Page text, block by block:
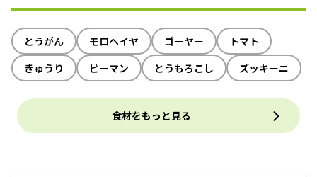
とうがん モロヘイヤ ゴーヤー
トマト
きゅうり
ピーマン とうもろこし ズッキーニ
食材をもっと見る